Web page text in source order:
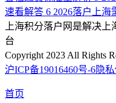
速看解答 6 2026落户上海
上海积分落户网是解决
台
Copyright 2023 All Rights
沪ICP备19016460号-6隐
首页